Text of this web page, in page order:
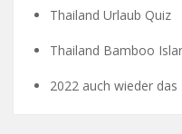
Thailand Urlaub Quiz
Thailand Bamboo
2022 auch wieder